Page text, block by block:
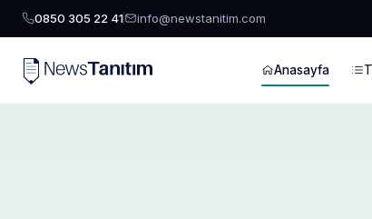
0850 305 22 41 info@newstanitim.com
Anasayfa